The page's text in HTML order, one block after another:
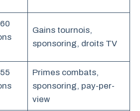
Gains tournois,
sponsoring, droits TV
Primes combats,
sponsoring, pay-per-
view